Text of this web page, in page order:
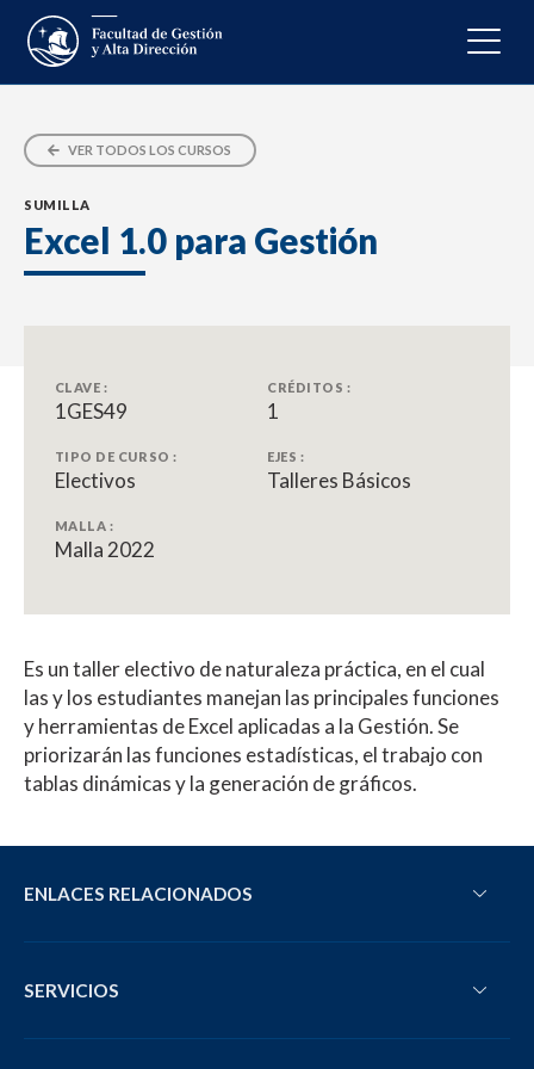
VER TODOS LOS CURSOS
SUMILLA
Excel 1.0 para Gestión
CLAVE :
1GES49
CRÉDITOS :
1
TIPO DE CURSO :
Electivos
EJES :
Talleres Básicos
MALLA :
Malla 2022
Es un taller electivo de naturaleza práctica, en el cual
las y los estudiantes manejan las principales funciones
y herramientas de Excel aplicadas a la Gestión. Se
priorizarán las funciones estadísticas, el trabajo con
tablas dinámicas y la generación de gráficos.
ENLACES RELACIONADOS
SERVICIOS